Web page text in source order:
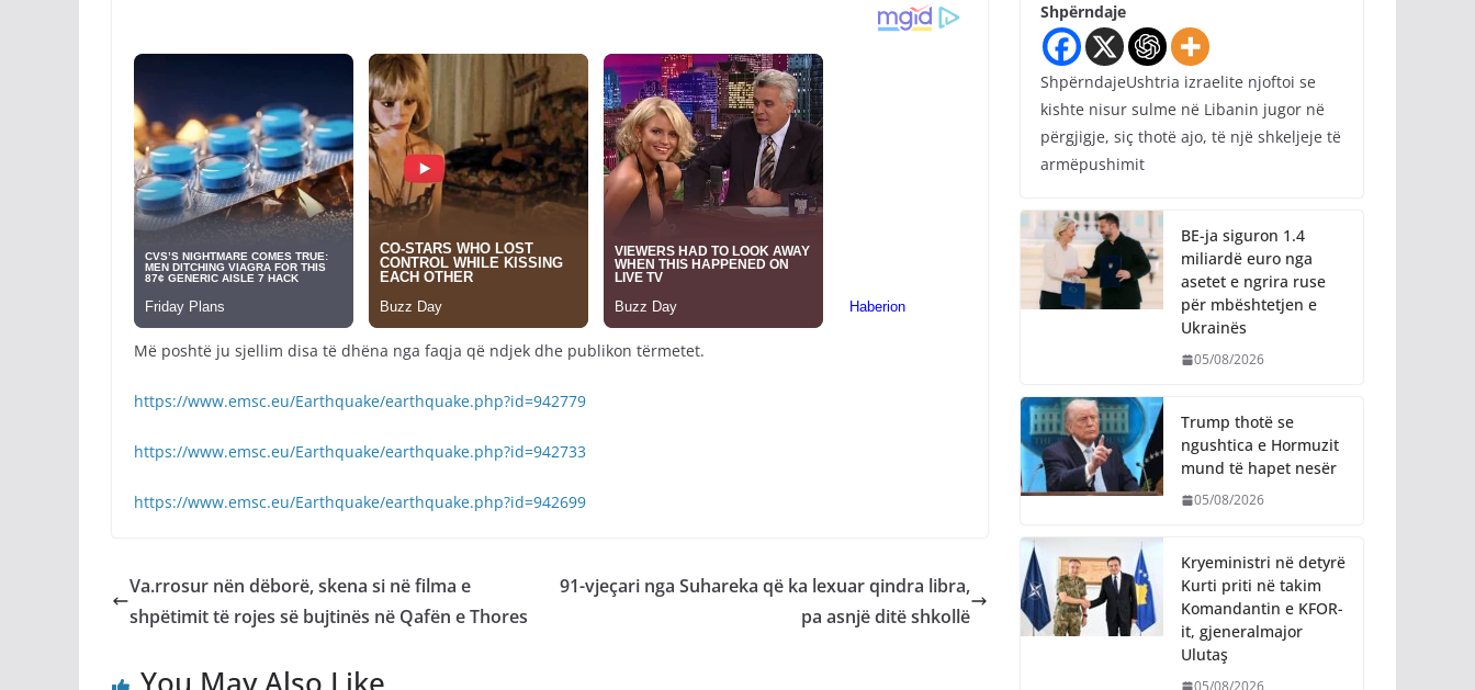
Më poshtë ju sjellim disa të dhëna nga faqja që ndjek dhe publikon tërmetet.
https://www.emsc.eu/Earthquake/earthquake.php?id=942779
https://www.emsc.eu/Earthquake/earthquake.php?id=942733
https://www.emsc.eu/Earthquake/earthquake.php?id=942699
Va.rrosur nën dëborë, skena si në filma e
shpëtimit të rojes së bujtinës në Qafën e Thores
91-vjeçari nga Suhareka që ka lexuar qindra libra,
pa asnjë ditë shkollë
Shpërndaje
ShpërndajeUshtria izraelite njoftoi se
kishte nisur sulme në Libanin jugor në
përgjigje, siç thotë ajo, të një shkeljeje të
armëpushimit
BE-ja siguron 1.4
miliardë euro nga
asetet e ngrira ruse
për mbështetjen e
Ukrainës
05/08/2026
Trump thotë se
ngushtica e Hormuzit
mund të hapet nesër
05/08/2026
Kryeministri në detyrë
Kurti priti në takim
Komandantin e KFOR-
it, gjeneralmajor
Ulutaş
05/08/2026